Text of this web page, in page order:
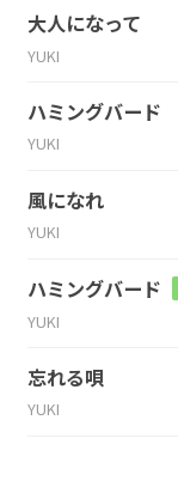
大人になって
YUKI
ハミングバード
YUKI
風になれ
YUKI
ハミングバード
YUKI
忘れる唄
YUKI